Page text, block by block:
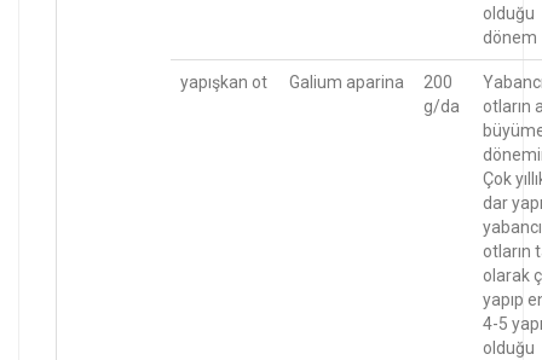
olduğu
dönem
yapışkan ot Galium aparina
200
g/da
otların
Çok
dar
yabancı
otların
olarak
yapıp
4-5
olduğu